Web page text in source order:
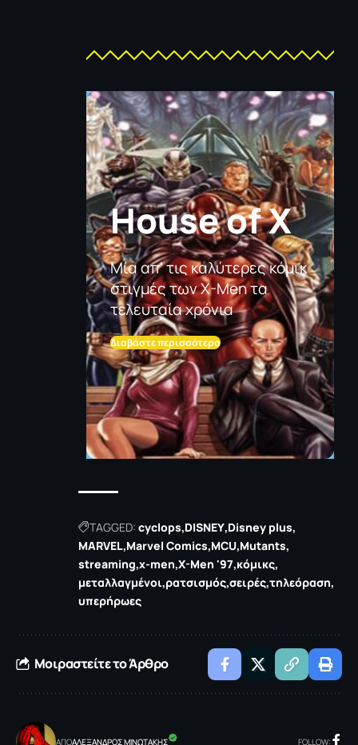
House of X
Μία απ' τις καλύτερες κόμικ
στιγμές των X-Men τα
τελευταία χρόνια
Διαβάστε περισσότερα
TAGGED: cyclops DISNEY Disney plus
MARVEL Marvel Comics MCU Mutants
streaming x-men X-Men '97 κόμικς
μεταλλαγμένοι ρατσισμός σειρές τηλεόραση
υπερήρωες
Μοιραστείτε το Άρθρο
ΑΠΟΑΛΕΞΑΝΔΡΟΣ ΜΙΝΩΤΑΚΗΣ FOLLOW: